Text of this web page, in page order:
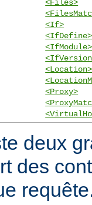
<Files>
<If>
<IfDefine>
<IfModule>
<Location>
<Proxy>
deux
des